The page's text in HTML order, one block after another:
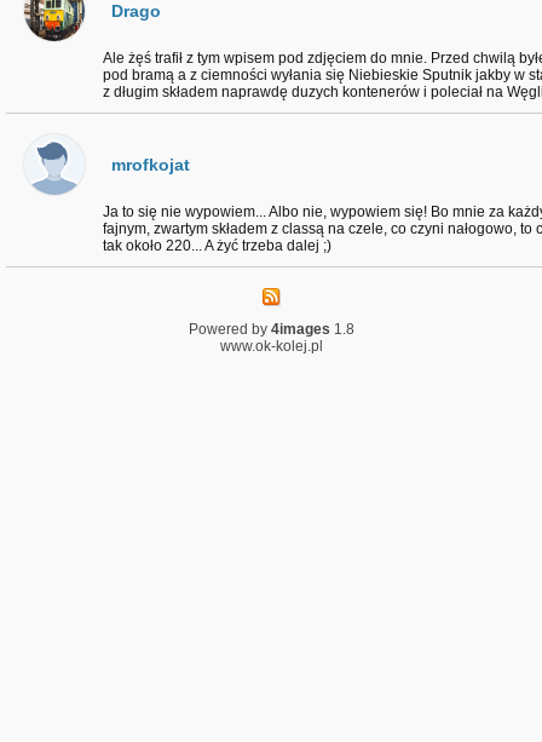
Drago
Ale żęś trafił z tym wpisem pod zdjęciem do mnie. Przed chwilą
pod bramą a z ciemności wyłania się Niebieskie Sputnik jakby w
z długim składem naprawdę duzych kontenerów i poleciał na
mrofkojat
Ja to się nie wypowiem... Albo nie, wypowiem się! Bo mnie za
fajnym, zwartym składem z classą na czele, co czyni nałogowo,
tak około 220... A żyć trzeba dalej ;)
Powered by 4images 1.8
www.ok-kolej.pl